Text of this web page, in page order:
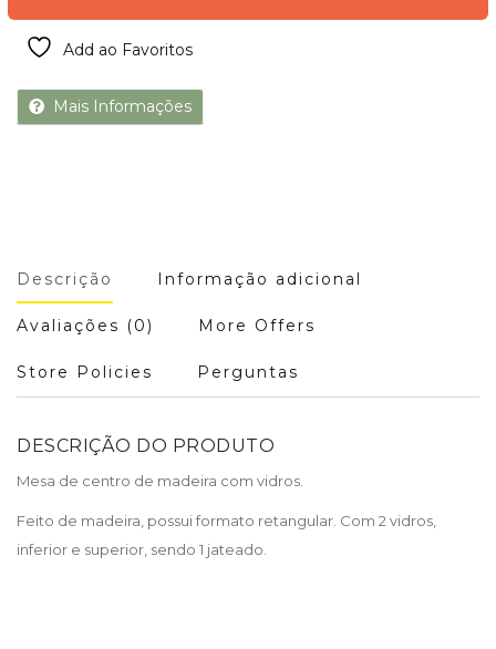
Add ao Favoritos
Mais Informações
Descrição Informação adicional
Avaliações (0) More Offers
Store Policies Perguntas
DESCRIÇÃO DO PRODUTO
Mesa de centro de madeira com vidros.
Feito de madeira, possui formato retangular. Com 2 vidros,
inferior e superior, sendo 1 jateado.